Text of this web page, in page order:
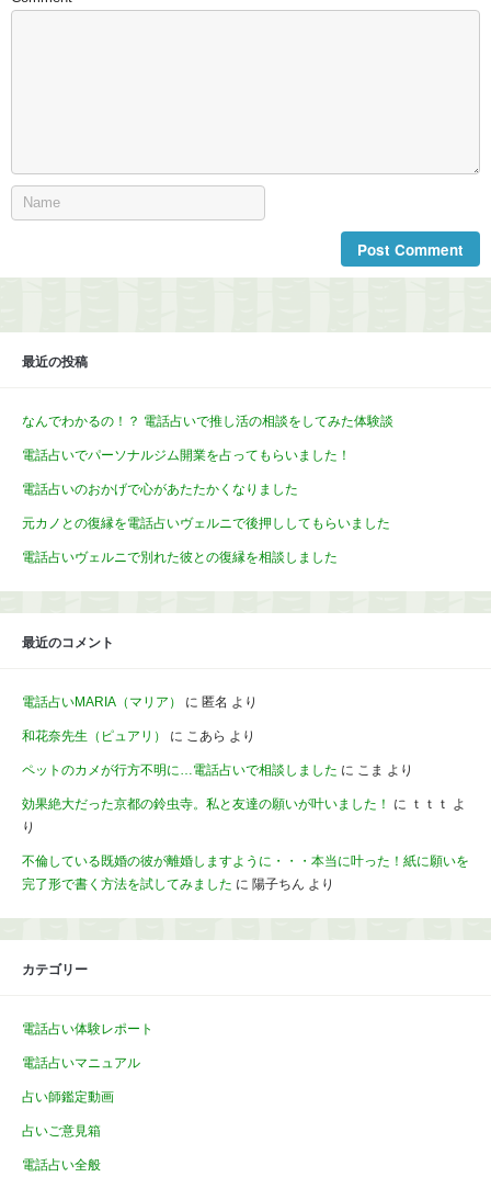
最近の投稿
なんでわかるの！？ 電話占いで推し活の相談をしてみた体験談
電話占いでパーソナルジム開業を占ってもらいました！
電話占いのおかげで心があたたかくなりました
元カノとの復縁を電話占いヴェルニで後押ししてもらいました
電話占いヴェルニで別れた彼との復縁を相談しました
最近のコメント
電話占いMARIA（マリア） に 匿名 より
和花奈先生（ピュアリ） に こあら より
ペットのカメが行方不明に…電話占いで相談しました に こま より
効果絶大だった京都の鈴虫寺。私と友達の願いが叶いました！ に ｔｔｔ よ
り
不倫している既婚の彼が離婚しますように・・・本当に叶った！紙に願いを
完了形で書く方法を試してみました に 陽子ちん より
カテゴリー
電話占い体験レポート
電話占いマニュアル
占い師鑑定動画
占いご意見箱
電話占い全般